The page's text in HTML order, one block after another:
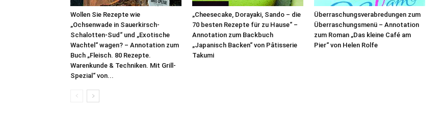
Wollen Sie Rezepte wie
„Ochsenwade in Sauerkirsch-
Schalotten-Sud“ und „Exotische
Wachtel“ wagen? – Annotation zum
Buch „Fleisch. 80 Rezepte.
Warenkunde & Techniken. Mit Grill-
Spezial“ von...
„Cheesecake, Dorayaki, Sando – die
70 besten Rezepte für zu Hause“ –
Annotation zum Backbuch
„Japanisch Backen“ von Pâtisserie
Takumi
Überraschungsverabredungen zum
Überraschungsmenü – Annotation
zum Roman „Das kleine Café am
Pier“ von Helen Rolfe